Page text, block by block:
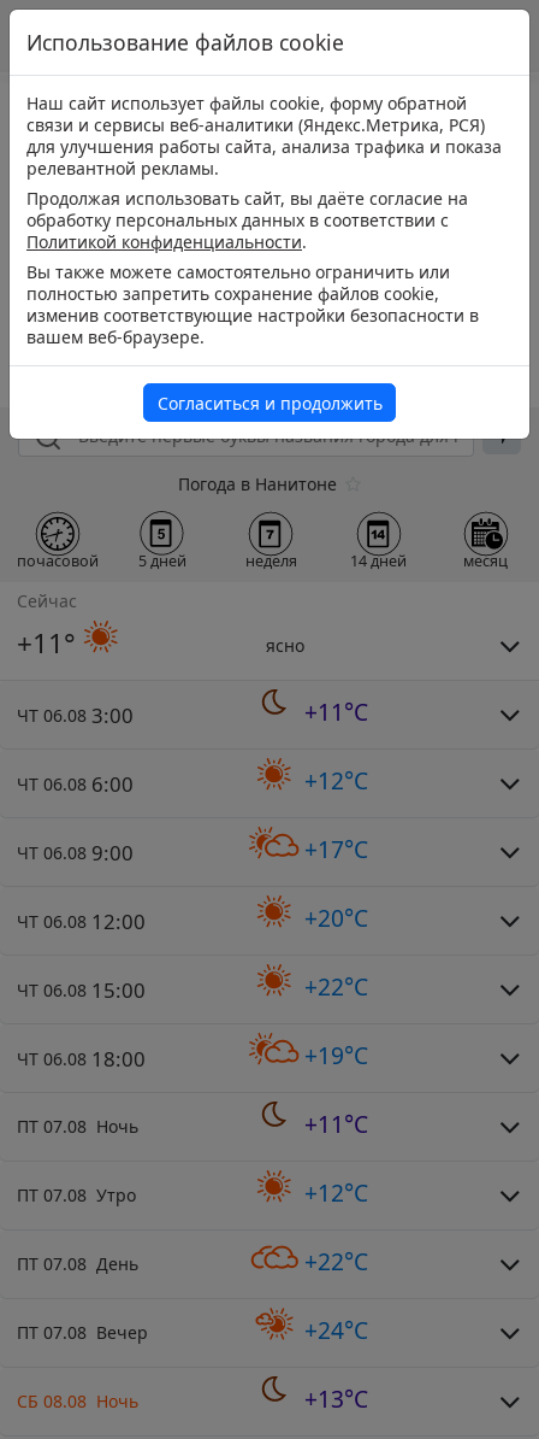
Погода в Нанитоне
почасовой 5 дней неделя 14 дней месяц
Сейчас
+11° ясно
ЧТ 06.08 3:00 +11°C
ЧТ 06.08 6:00 +12°C
ЧТ 06.08 9:00 +17°C
ЧТ 06.08 12:00 +20°C
ЧТ 06.08 15:00 +22°C
ЧТ 06.08 18:00 +19°C
ПТ 07.08 Ночь +11°C
ПТ 07.08 Утро +12°C
ПТ 07.08 День +22°C
ПТ 07.08 Вечер +24°C
СБ 08.08 Ночь +13°C
Использование файлов cookie
Наш сайт использует файлы cookie, форму обратной
связи и сервисы веб-аналитики (Яндекс.Метрика, РСЯ)
для улучшения работы сайта, анализа трафика и показа
релевантной рекламы.
Продолжая использовать сайт, вы даёте согласие на
обработку персональных данных в соответствии с
Политикой конфиденциальности.
Вы также можете самостоятельно ограничить или
полностью запретить сохранение файлов cookie,
изменив соответствующие настройки безопасности в
вашем веб-браузере.
Согласиться и продолжить